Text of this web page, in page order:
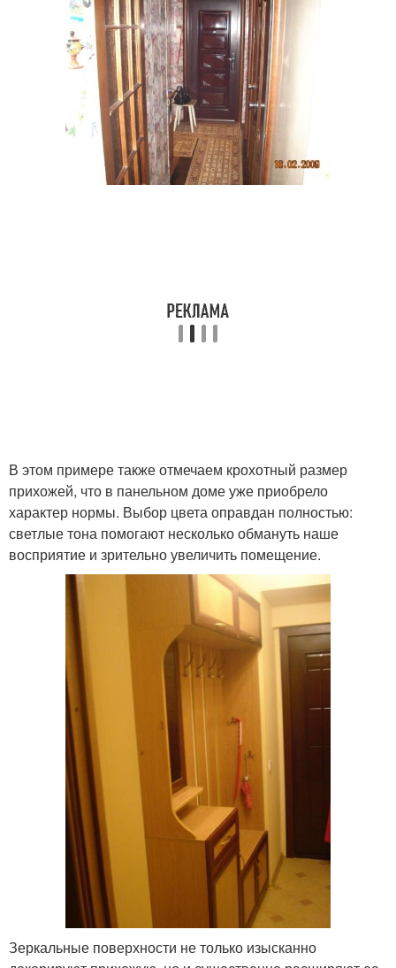
В этом примере также отмечаем крохотный размер
прихожей, что в панельном доме уже приобрело
характер нормы. Выбор цвета оправдан полностью:
светлые тона помогают несколько обмануть наше
восприятие и зрительно увеличить помещение.
Зеркальные поверхности не только изысканно